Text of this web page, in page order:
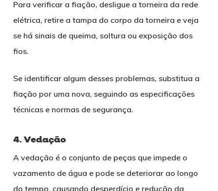
Para verificar a fiação, desligue a torneira da rede
elétrica, retire a tampa do corpo da torneira e veja
se há sinais de queima, soltura ou exposição dos
fios.
Se identificar algum desses problemas, substitua a
fiação por uma nova, seguindo as especificações
técnicas e normas de segurança.
4. Vedação
A vedação é o conjunto de peças que impede o
vazamento de água e pode se deteriorar ao longo
do tempo, causando desperdício e redução da